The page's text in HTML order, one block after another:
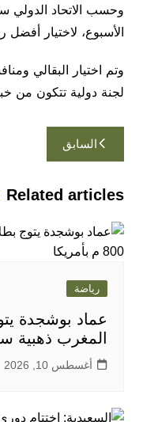
وحسب الاتحاد الدولي
الأسبوع، لاختيار أفضل
وتم اختيار البقالي
لجنة دولية تتكون من
تصفّح
المقالات
السابق
Related articles
رياضة
عماد بوشجدة
المغرب ذهبية سباق 800 م
أغسطس 10, 2026